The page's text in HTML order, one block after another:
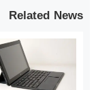
Related News